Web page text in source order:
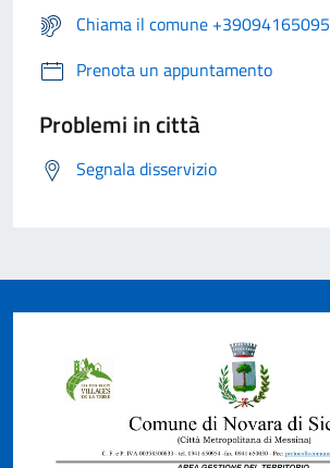
Chiama il comune +39094165095
Prenota un appuntamento
Problemi in città
Segnala disservizio